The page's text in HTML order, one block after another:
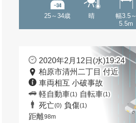
25～34歳 晴
幅3.5～
5.5m
2020年2月12日(水)19:24
柏原市清州二丁目 付近
車両相互 小破事故
軽自動車(1) 自転車(1)
死亡(0) 負傷(1)
距離98m